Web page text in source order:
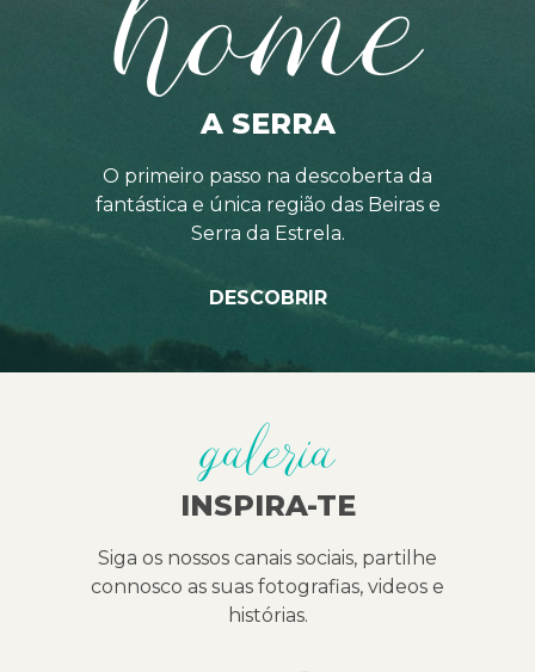
A SERRA
O primeiro passo na descoberta da
fantástica e única região das Beiras e
Serra da Estrela.
DESCOBRIR
galeria
INSPIRA-TE
Siga os nossos canais sociais, partilhe
connosco as suas fotografias, videos e
histórias.